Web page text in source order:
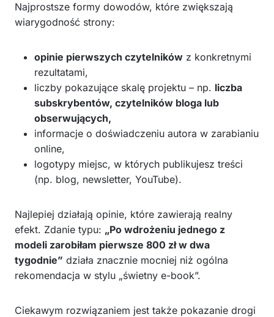
Najprostsze formy dowodów, które zwiększają
wiarygodność strony:
opinie pierwszych czytelników z konkretnymi
rezultatami,
liczby pokazujące skalę projektu – np. liczba
subskrybentów, czytelników bloga lub
obserwujących,
informacje o doświadczeniu autora w zarabianiu
online,
logotypy miejsc, w których publikujesz treści
(np. blog, newsletter, YouTube).
Najlepiej działają opinie, które zawierają realny
efekt. Zdanie typu: „Po wdrożeniu jednego z
modeli zarobiłam pierwsze 800 zł w dwa
tygodnie” działa znacznie mocniej niż ogólna
rekomendacja w stylu „świetny e-book”.
Ciekawym rozwiązaniem jest także pokazanie drogi